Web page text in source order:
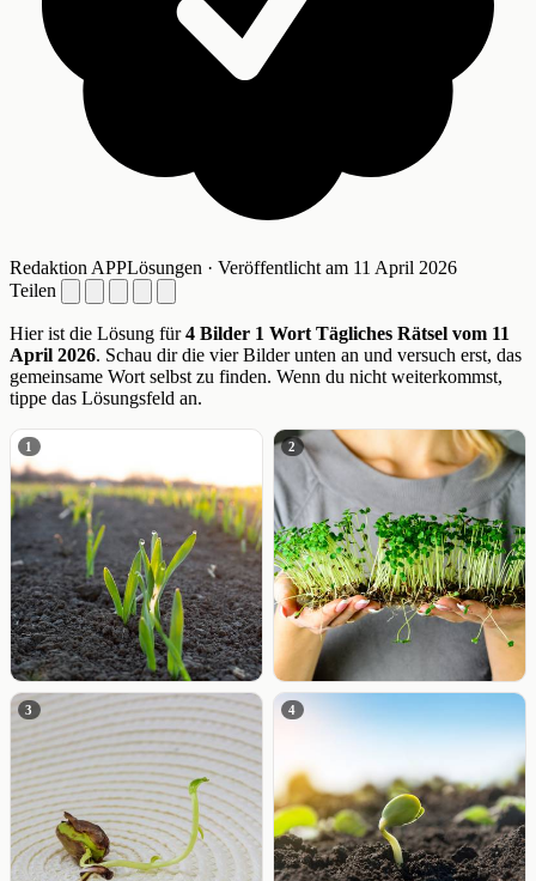
Redaktion APPLösungen · Veröffentlicht am 11 April 2026
Teilen
Hier ist die Lösung für4 Bilder 1 Wort Tägliches Rätsel vom 11
April 2026. Schau dir die vier Bilder unten an und versuch erst, das
gemeinsame Wort selbst zu finden. Wenn du nicht weiterkommst,
tippe das Lösungsfeld an.
1 2
3 4